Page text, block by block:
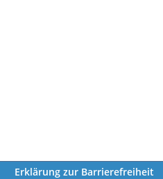
Erklärung zur Barrierefreiheit